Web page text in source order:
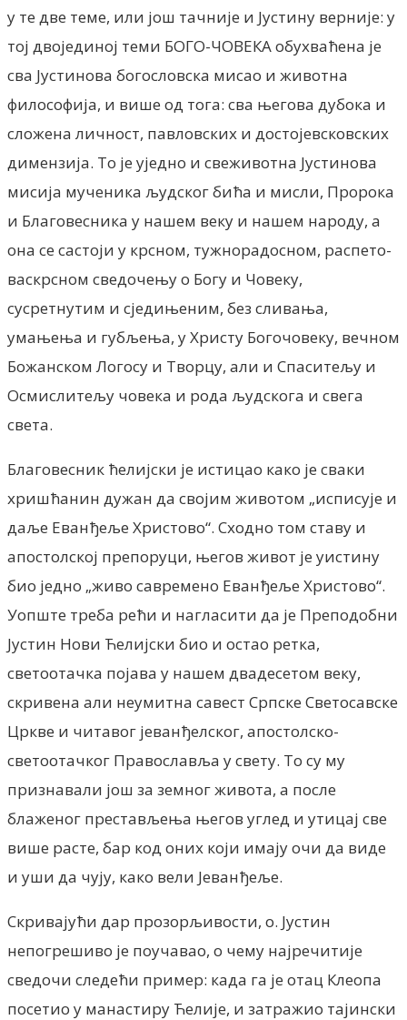
у те две теме, или још тачније и Јустину верније: у
тој двојединој теми БОГО-ЧОВЕКА обухваћена је
сва Јустинова богословска мисао и животна
философија, и више од тога: сва његова дубока и
сложена личност, павловских и достојевсковских
димензија. То је уједно и свеживотна Јустинова
мисија мученика људског бића и мисли, Пророка
и Благовесника у нашем веку и нашем народу, а
она се састоји у крсном, тужнорадосном, распето-
васкрсном сведочењу о Богу и Човеку,
сусретнутим и сједињеним, без сливања,
умањења и губљења, у Христу Богочовеку, вечном
Божанском Логосу и Творцу, али и Спаситељу и
Осмислитељу човека и рода људскога и свега
света.
Благовесник ћелијски је истицао како је сваки
хришћанин дужан да својим животом „исписује и
даље Еванђеље Христово“. Сходно том ставу и
апостолској препоруци, његов живот је уистину
био једно „живо савремено Еванђеље Христово“.
Уопште треба рећи и нагласити да је Преподобни
Јустин Нови Ћелијски био и остао ретка,
светоотачка појава у нашем двадесетом веку,
скривена али неумитна савест Српске Светосавске
Цркве и читавог јеванђелског, апостолско-
светоотачког Православља у свету. То су му
признавали још за земног живота, а после
блаженог престављења његов углед и утицај све
више расте, бар код оних који имају очи да виде
и уши да чују, како вели Јеванђеље.
Скривајући дар прозорљивости, о. Јустин
непогрешиво је поучавао, о чему најречитије
сведочи следећи пример: када га је отац Клеопа
посетио у манастиру Ћелије, и затражио тајински